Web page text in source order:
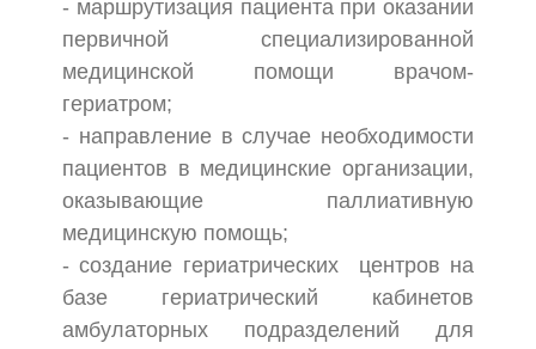
- маршрутизация пациента при оказании
первичной специализированной
медицинской помощи врачом-
гериатром;
- направление в случае необходимости
пациентов в медицинские организации,
оказывающие паллиативную
медицинскую помощь;
- создание гериатрических центров на
базе гериатрический кабинетов
амбулаторных подразделений для